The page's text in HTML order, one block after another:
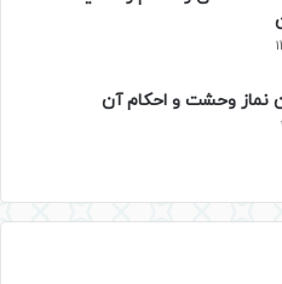
نماز وحشت و احکام آن